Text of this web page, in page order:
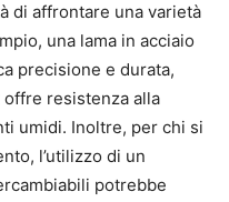
di affrontare una varietà
una lama in acciaio
precisione e durata,
offre resistenza alla
umidi. Inoltre, per chi si
l’utilizzo di un
potrebbe